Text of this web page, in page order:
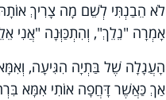
לֹא הֵבַנְתִּי לְשֵׁם מָה צָרִיךְ
אָמְרָה "נֵלֵךְ", וְהִתְכַּוְּנָה "אֲנִי
הָעֲגָלָה שֶׁל בַּתְיָה הִגִּיעָה,
אַךְ כַּאֲשֶׁר דָּחֲפָה אוֹתִי אִמָּא